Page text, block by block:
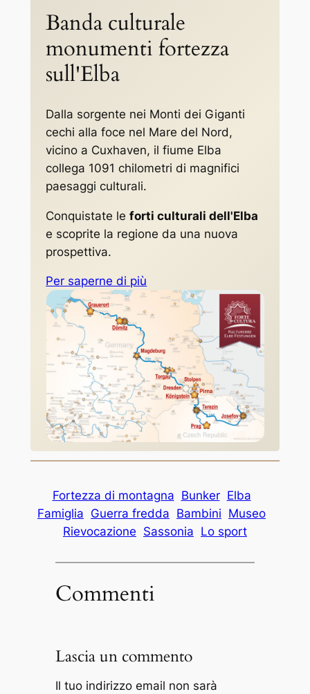
Banda culturale
monumenti fortezza
sull'Elba
Dalla sorgente nei Monti dei Giganti
cechi alla foce nel Mare del Nord,
vicino a Cuxhaven, il fiume Elba
collega 1091 chilometri di magnifici
paesaggi culturali.
Conquistate leforti culturali dell'Elba
e scoprite la regione da una nuova
prospettiva.
Per saperne di più
Fortezza di montagna Bunker Elba
Famiglia Guerra fredda Bambini Museo
Rievocazione Sassonia Lo sport
Commenti
Lascia un commento
Il tuo indirizzo email non sarà